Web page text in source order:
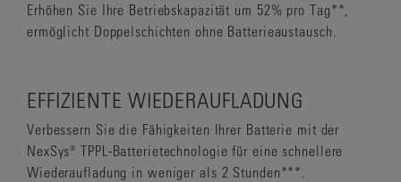
Erhöhen Sie Ihre Betriebskapazität um 52% pro Tag**,
ermöglicht Doppelschichten ohne Batterieaustausch.
EFFIZIENTE WIEDERAUFLADUNG
Verbessern Sie die Fähigkeiten Ihrer Batterie mit der
NexSys® TPPL-Batterietechnologie für eine schnellere
Wiederaufladung in weniger als 2 Stunden***.